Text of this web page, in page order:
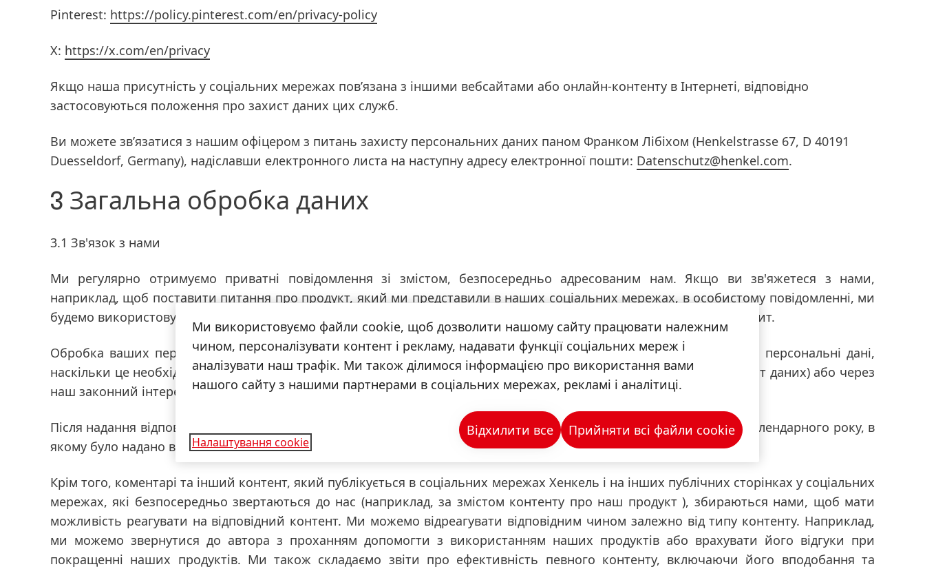
Pinterest: https://policy.pinterest.com/en/privacy-policy
X: https://x.com/en/privacy
Якщо наша присутність у соціальних мережах пов’язана з іншими вебсайтами або онлайн-контенту в Інтернеті, відповідно
застосовуються положення про захист даних цих служб.
Ви можете зв’язатися з нашим офіцером з питань захисту персональних даних паном Франком Лібіхом (Henkelstrasse 67, D 40191
Duesseldorf, Germany), надіславши електронного листа на наступну адресу електронної пошти: Datenschutz@henkel.com.
3 Загальна обробка даних
3.1 Зв'язок з нами
Ми регулярно отримуємо приватні повідомлення зі змістом, безпосередньо адресованим нам. Якщо ви зв'яжетеся з нами,
наприклад, щоб поставити питання про продукт, який ми представили в наших соціальних мережах, в особистому повідомленні, ми
будемо використовувати ваше ім'я, ваше ім'я користувача і додаткові дані, надані вами, щоб відповісти на ваш запит.
Обробка ваших персональних даних ґрунтується на законодавчих положеннях, які дозволяють нам обробляти персональні дані,
наскільки це необхідно для відповіді на ваш запит (наприклад, пункт 1 b статті 6 Загального регламенту про захист даних) або через
наш законний інтерес надати вам бажану інформацію(ст. 6, п. 1 f Загального регламенту про захист даних)
Після надання відповіді на ваш запит ми видаляємо ваш запит та всю інформацію протягом одного року з кінця календарного року, в
якому було надано відповідь на ваш запит.
Крім того, коментарі та інший контент, який публікується в соціальних мережах Хенкель і на інших публічних сторінках у соціальних
мережах, які безпосередньо звертаються до нас (наприклад, за змістом контенту про наш продукт ), збираються нами, щоб мати
можливість реагувати на відповідний контент. Ми можемо відреагувати відповідним чином залежно від типу контенту. Наприклад,
ми можемо звернутися до автора з проханням допомогти з використанням наших продуктів або врахувати його відгуки при
покращенні наших продуктів. Ми також складаємо звіти про ефективність певного контенту, включаючи його вподобання та
Ми використовуємо файли cookie, щоб дозволити нашому сайту працювати належним
чином, персоналізувати контент і рекламу, надавати функції соціальних мереж і
аналізувати наш трафік. Ми також ділимося інформацією про використання вами
нашого сайту з нашими партнерами в соціальних мережах, рекламі і аналітиці.
Налаштування cookie
Відхилити все Прийняти всі файли сookie